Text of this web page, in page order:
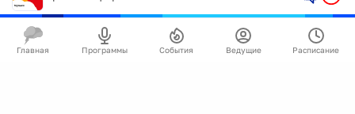
Главная Программы События Ведущие Расписание